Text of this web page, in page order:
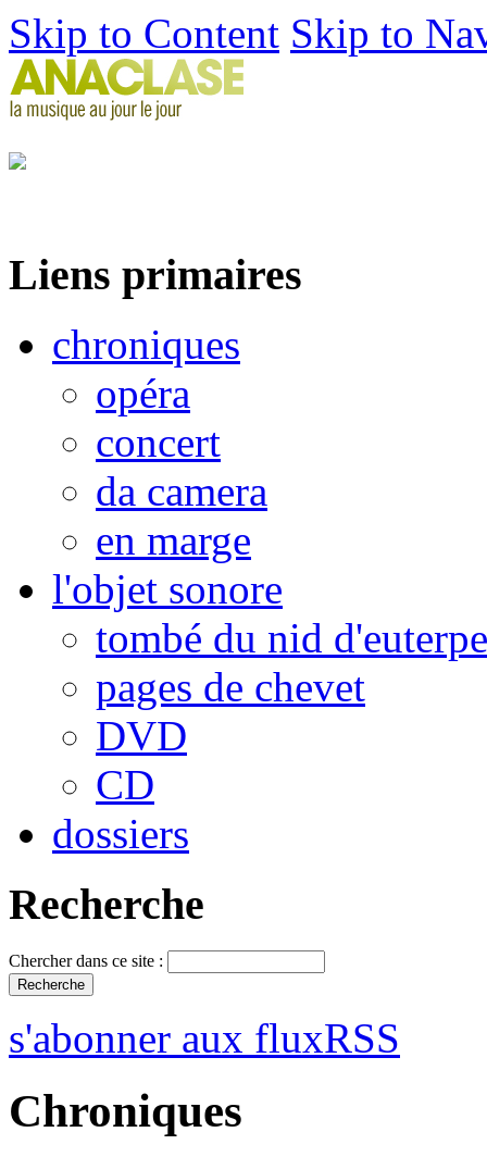
Skip to Content Skip to
Liens primaires
chroniques
opéra
concert
da camera
en marge
l'objet sonore
tombé du nid d'euterpe
pages de chevet
DVD
CD
dossiers
Recherche
Chercher dans ce site :
s'abonner aux fluxRSS
Chroniques